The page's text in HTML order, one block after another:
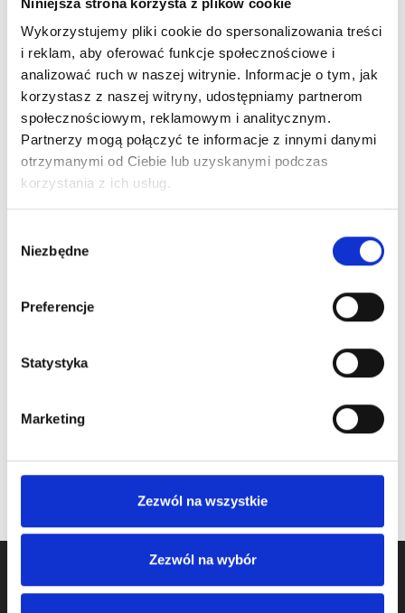
Wykorzystujemy pliki cookie do spersonalizowania treści
i reklam, aby oferować funkcje społecznościowe i
analizować ruch w naszej witrynie. Informacje o tym, jak
korzystasz z naszej witryny, udostępniamy partnerom
społecznościowym, reklamowym i analitycznym.
Partnerzy mogą połączyć te informacje z innymi danymi
otrzymanymi od Ciebie lub uzyskanymi podczas
korzystania z ich usług.
zgody
Niezbędne
Preferencje
Statystyka
Marketing
Zezwól na wszystkie
Zezwól na wybór
Nr Art.:25096-B
Kratka wentylacyjna
PVC 338x132mm
na owady,
nieregulowana /
Cena detaliczna (brutto)
oczekiwanie na dostawę
Nr Art.:25095-FB
Kratka wentylacyjna
PVC 338x132mm,
na owady,
regulowana/ BIAŁA
Cena detaliczna (brutto)
/ szt.